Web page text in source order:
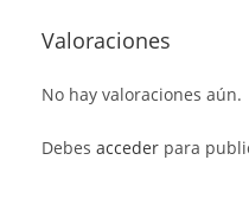
Valoraciones
No hay valoraciones aún.
Debes acceder para